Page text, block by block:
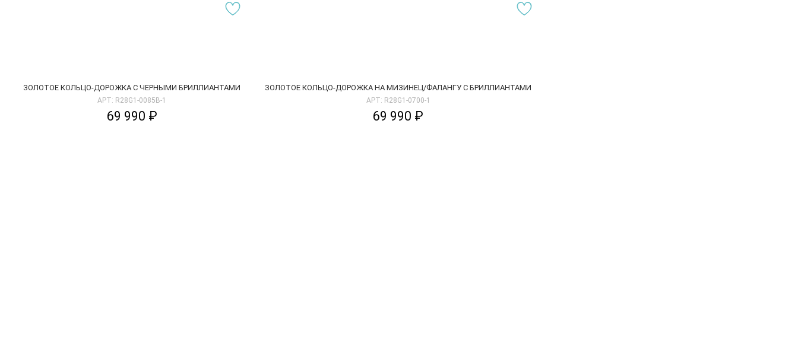
ЗОЛОТОЕ КОЛЬЦО-ДОРОЖКА С ЧЕРНЫМИ БРИЛЛИАНТАМИ
АРТ: R28G1-0085B-1
69 990 ₽
ЗОЛОТОЕ КОЛЬЦО-ДОРОЖКА НА МИЗИНЕЦ/ФАЛАНГУ С БРИЛЛИАНТАМИ
АРТ: R28G1-0700-1
69 990 ₽